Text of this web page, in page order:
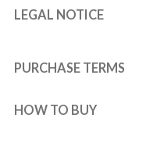
LEGAL NOTICE
PURCHASE TERMS
HOW TO BUY